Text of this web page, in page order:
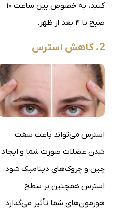
کنید، به خصوص بین ساعت ۱۰
صبح تا ۴ بعد از ظهر.
2. کاهش استرس
استرس می‌تواند باعث سفت
شدن عضلات صورت شما و ایجاد
چین و چروک‌های دینامیک شود.
استرس همچنین بر سطح
هورمون‌های شما تأثیر می‌گذارد